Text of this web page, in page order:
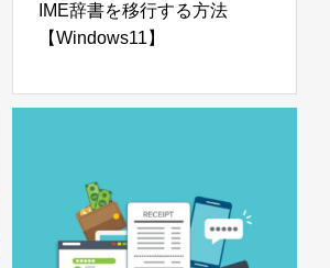
IME辞書を移行する方法
【Windows11】